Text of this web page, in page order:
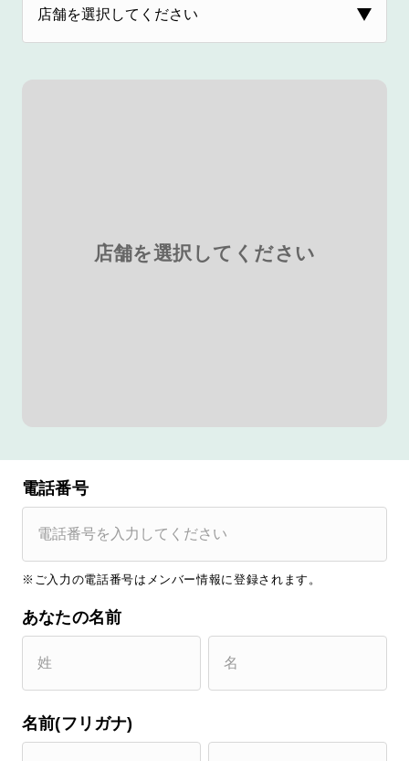
店舗を選択してください
電話番号
※ご入力の電話番号はメンバー情報に登録されます。
あなたの名前
名前(フリガナ)